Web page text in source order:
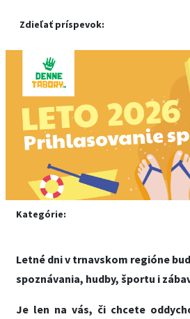
Zdieľať príspevok:
Kategórie:
Letné dni v trnavskom regióne
spoznávania, hudby, športu i
Je len na vás, či chcete